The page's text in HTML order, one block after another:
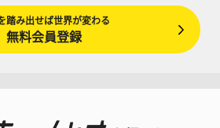
踏み出せば世界が変わる
無料会員登録